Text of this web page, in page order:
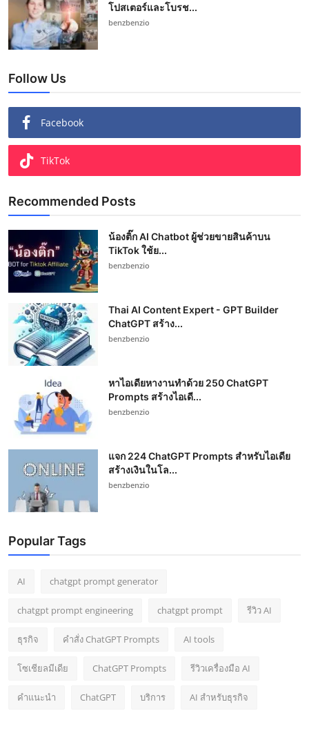
โปสเตอร์และโบรช...
benzbenzio
Follow Us
Facebook
TikTok
Recommended Posts
น้องติ๊ก AI Chatbot ผู้ช่วยขายสินค้าบน
TikTok ใช้ย...
benzbenzio
Thai AI Content Expert - GPT Builder
ChatGPT สร้าง...
benzbenzio
หาไอเดียหางานทำด้วย 250 ChatGPT
Prompts สร้างไอเดี...
benzbenzio
แจก 224 ChatGPT Prompts สำหรับไอเดีย
สร้างเงินในโล...
benzbenzio
Popular Tags
AI chatgpt prompt generator
chatgpt prompt engineering chatgpt prompt รีวิว AI
ธุรกิจ คำสั่ง ChatGPT Prompts AI tools
โซเชียลมีเดีย ChatGPT Prompts รีวิวเครื่องมือ AI
คำแนะนำ ChatGPT บริการ AI สำหรับธุรกิจ